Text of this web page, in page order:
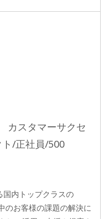
カスタマーサクセ
/正社員/500
内トップクラスの
のお客様の課題の解決に